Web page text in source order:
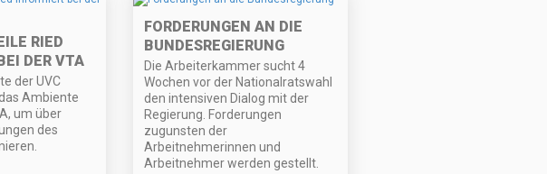
RIED
DER VTA
der UVC
Ambiente
um über
des
FORDERUNGEN AN DIE
BUNDESREGIERUNG
Die Arbeiterkammer sucht 4
Wochen vor der Nationalratswahl
den intensiven Dialog mit der
Regierung. Forderungen
zugunsten der
Arbeitnehmerinnen und
Arbeitnehmer werden gestellt.